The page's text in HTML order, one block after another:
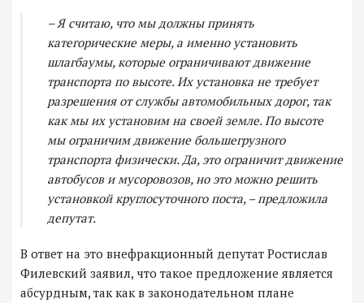
– Я считаю, что мы должны принять
категорические меры, а именно установить
шлагбаумы, которые ограничивают движение
транспорта по высоте. Их установка не требует
разрешения от службы автомобильных дорог, так
как мы их установим на своей земле. По высоте
мы ограничим движение большегрузного
транспорта физически. Да, это ограничит движение
автобусов и мусоровозов, но это можно решить
установкой круглосуточного поста, – предложила
депутат.
В ответ на это внефракционный депутат Ростислав
Филевский заявил, что такое предложение является
абсурдным, так как в законодательном плане